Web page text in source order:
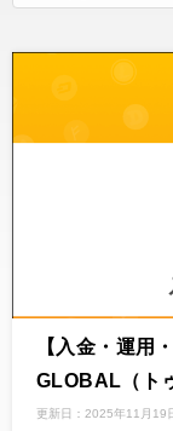
【入金・運用
GLOBAL（ト
更新日： 2025年11月19